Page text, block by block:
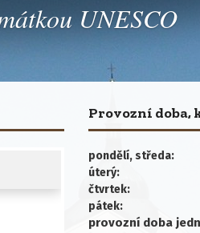
UNESCO
Provozní doba,
pondělí, středa:
úterý:
čtvrtek:
pátek:
provozní doba